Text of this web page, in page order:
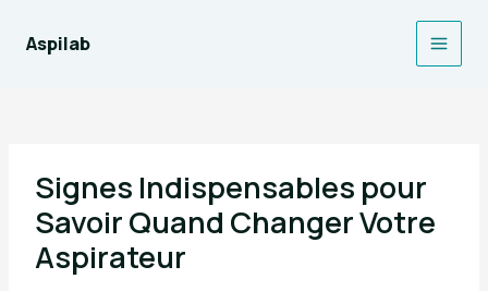
contenu
Aspilab
Main
Signes Indispensables pour
Savoir Quand Changer Votre
Aspirateur